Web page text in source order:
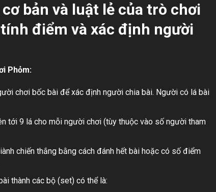
bản và luật lẻ của trò chơi
điểm và xác định người
Phỏm:
chơi bốc bài để xác định người chia bài. Người có lá bài
tới 9 lá cho mỗi người chơi (tùy thuộc vào số người tham
chiến thắng bằng cách đánh hết bài hoặc có số điểm
thành các bộ (set) có thể là: